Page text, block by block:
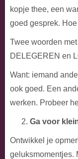
kopje thee, een
goed gesprek.
Twee woorden
DELEGEREN en
Want: iemand
ook goed. Een
werken. Probeer
Ga voor
Ontwikkel je
geluksmomentjes.